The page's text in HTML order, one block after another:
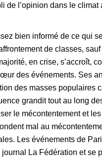
de l’opinion dans le
bien informé de ce qui
de classes,
en crise, s’accroît,
des événements. Ses
des masses populaires
grandit tout au long
le mécontentement et
mal au
Les événements de
journal La Fédération et se